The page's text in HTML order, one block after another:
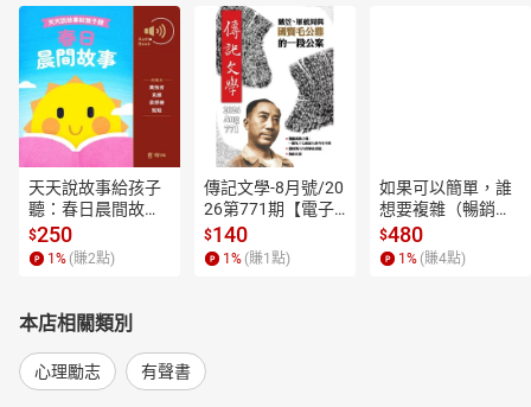
起來更加令人舒服。
練習→試著把一個自己也不懂的概念，在搞懂之後，用簡單白話方
式說給不理解的人聽。
練習→試著找一個自己工作上的專業，用「類比」的方式分享給別
人聽。
練習→試著以「健康是最重要的財富」為題，說一篇故事來陳述健
康的重要性。
Ch1 聽，別人說完再說
1-1先認真聽，抓住內容：利用三數法則
1-3先感受聽，確認目的：五個提問追根究底
1-4先確認聽，避免誤解：記錄或詢問數字、時間
Ch2 說，別人聽到的話
天天說故事給孩子
聽：春日晨間故事
【有聲書】
$250
1 % (賺2點)
傳記文學-8月號/20
26第771期【電子
書】
$140
1 % (賺1 點)
如果可以簡單，誰
想要複雜（暢銷經
典新編版）【電子
書】
$480
1 % (賺4點)
本店相關類別
心理勵志 有聲書